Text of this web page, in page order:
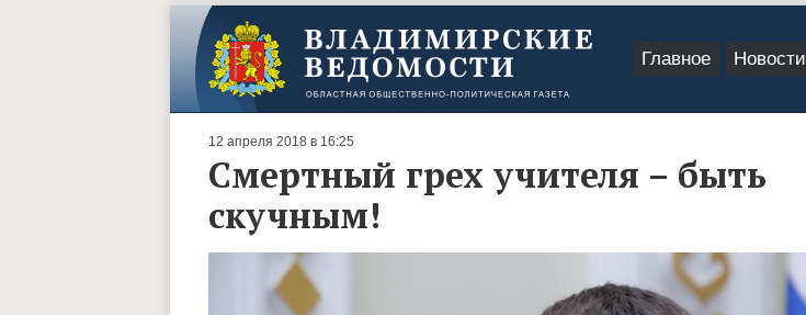
Главное Новости
12 апреля 2018 в 16:25
Смертный грех учителя – быть
скучным!